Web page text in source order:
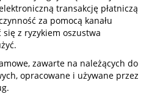
transakcję płatniczą
za pomocą kanału
z ryzykiem oszustwa
zawarte na należących do
opracowane i używane przez